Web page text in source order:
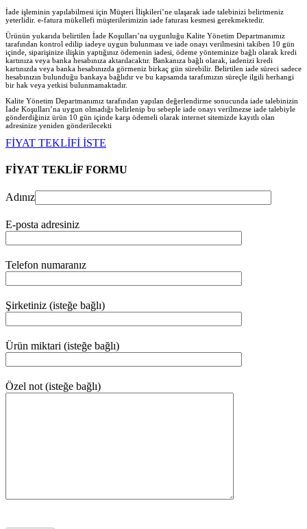
İade işleminin yapılabilmesi için Müşteri İlişkileri’ne ulaşarak iade talebinizi belirtmeniz
yeterlidir. e-fatura mükellefi müşterilerimizin iade faturası kesmesi gerekmektedir.
Ürünün yukarıda belirtilen İade Koşulları’na uygunluğu Kalite Yönetim Departmanımız
tarafından kontrol edilip iadeye uygun bulunması ve iade onayı verilmesini takiben 10 gün
içinde, siparişinize ilişkin yaptığınız ödemenin iadesi, ödeme yönteminize bağlı olarak kredi
kartınıza veya banka hesabınıza aktarılacaktır. Bankanıza bağlı olarak, iadenizi kredi
kartınızda veya banka hesabınızda görmeniz birkaç gün sürebilir. Belirtilen iade süreci sadece
hesabınızın bulunduğu bankaya bağlıdır ve bu kapsamda tarafımızın süreçle ilgili herhangi
bir hak veya yetkisi bulunmamaktadır.
Kalite Yönetim Departmanımız tarafından yapılan değerlendirme sonucunda iade talebinizin
İade Koşulları’na uygun olmadığı belirlenip bu sebeple iade onayı verilmezse iade talebiyle
gönderdiğiniz ürün 10 gün içinde karşı ödemeli olarak internet sitemizde kayıtlı olan
adresinize yeniden gönderilecekti
FİYAT TEKLİFİ İSTE
FİYAT TEKLİF FORMU
Adınız
E-posta adresiniz
Telefon numaranız
Şirketiniz (isteğe bağlı)
Ürün miktari (isteğe bağlı)
Özel not (isteğe bağlı)